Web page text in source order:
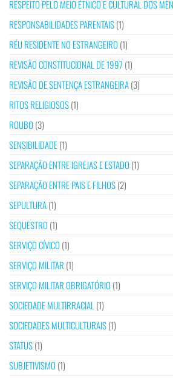
RESPEITO PELO MEIO ÉTNICO E CULTURAL DOS
RESPONSABILIDADES PARENTAIS(1)
RÉU RESIDENTE NO ESTRANGEIRO (1)
REVISÃO CONSTITUCIONAL DE 1997 (1)
REVISÃO DE SENTENÇA ESTRANGEIRA(3)
RITOS RELIGIOSOS(1)
ROUBO (3)
SENSIBILIDADE(1)
SEPARAÇÃO ENTRE IGREJAS E ESTADO (1)
SEPARAÇÃO ENTRE PAIS E FILHOS(2)
SEPULTURA(1)
SEQUESTRO (1)
SERVIÇO CÍVICO (1)
SERVIÇO MILITAR (1)
SERVIÇO MILITAR OBRIGATÓRIO (1)
SOCIEDADE MULTIRRACIAL (1)
SOCIEDADES MULTICULTURAIS(1)
STATUS(1)
SUBJETIVISMO (1)